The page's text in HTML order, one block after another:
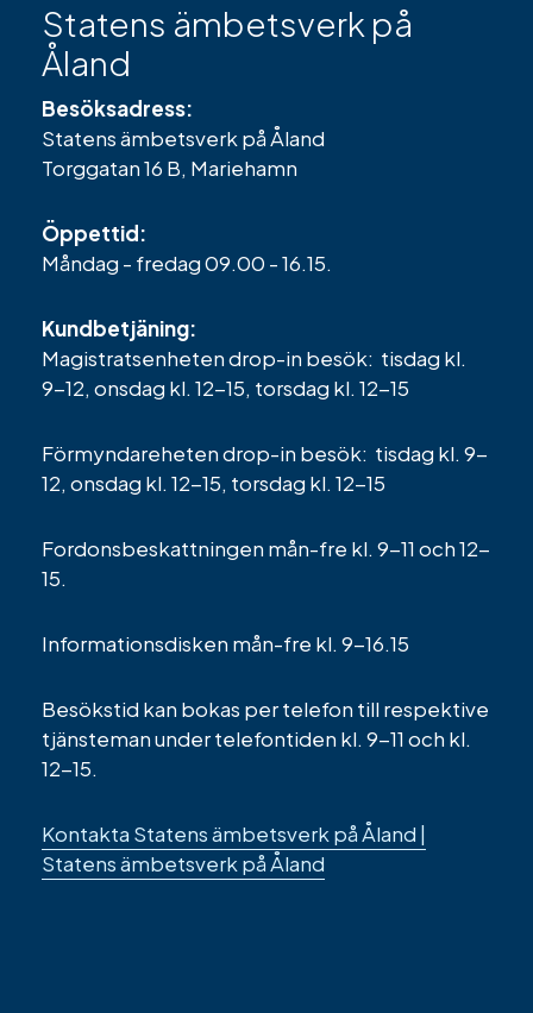
Statens ämbetsverk på
Åland
Besöksadress:
Statens ämbetsverk på Åland
Torggatan 16 B, Mariehamn
Öppettid:
Måndag - fredag 09.00 - 16.15.
Kundbetjäning:
Magistratsenheten drop-in besök: tisdag kl.
9-12, onsdag kl. 12-15, torsdag kl. 12-15
Förmyndareheten drop-in besök: tisdag kl. 9-
12, onsdag kl. 12-15, torsdag kl. 12-15
Fordonsbeskattningen mån-fre kl. 9-11 och 12-
15.
Informationsdisken mån-fre kl. 9-16.15
Besökstid kan bokas per telefon till respektive
tjänsteman under telefontiden kl. 9-11 och kl.
12-15.
Kontakta Statens ämbetsverk på Åland |
Statens ämbetsverk på Åland